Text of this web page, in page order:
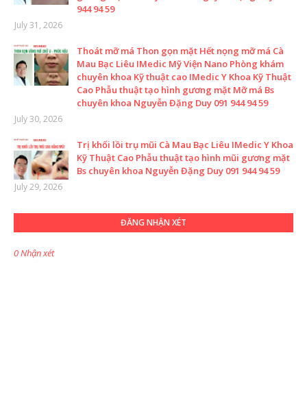
944 94 59
July 31, 2026
Thoát mỡ má Thon gọn mặt Hết nọng mỡ má Cà
Mau Bạc Liêu IMedic Mỹ Viện Nano Phòng khám
chuyên khoa Kỹ thuật cao IMedic Y Khoa Kỹ Thuật
Cao Phẫu thuật tạo hình gương mặt Mỡ má Bs
chuyên khoa Nguyễn Đặng Duy 091 944 94 59
July 30, 2026
Trị khối lồi trụ mũi Cà Mau Bạc Liêu IMedic Y Khoa
Kỹ Thuật Cao Phẫu thuật tạo hình mũi gương mặt
Bs chuyên khoa Nguyễn Đặng Duy 091 944 94 59
July 29, 2026
ĐĂNG NHẬN XÉT
0 Nhận xét